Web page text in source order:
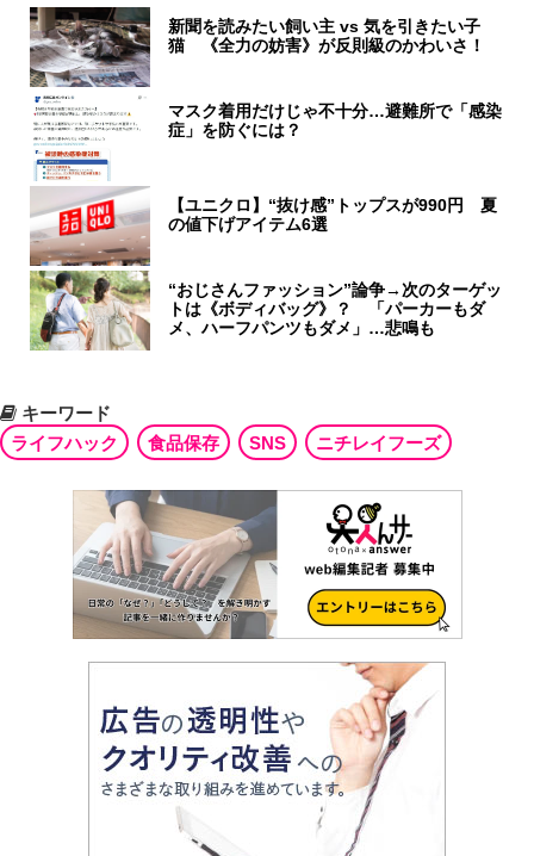
新聞を読みたい飼い主 vs 気を引きたい子
猫 《全力の妨害》が反則級のかわいさ！
マスク着用だけじゃ不十分…避難所で「感染
症」を防ぐには？
【ユニクロ】“抜け感”トップスが990円 夏
の値下げアイテム6選
“おじさんファッション”論争→次のターゲッ
トは《ボディバッグ》？ 「パーカーもダ
メ、ハーフパンツもダメ」…悲鳴も
キーワード
ライフハック
食品保存 SNS ニチレイフーズ